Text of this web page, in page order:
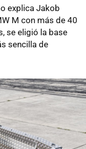
explica Jakob
M con más de 40
se eligió la base
sencilla de